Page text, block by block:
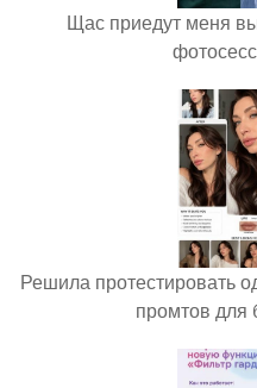
Щас приедут меня
Решила протестировать
промтов для